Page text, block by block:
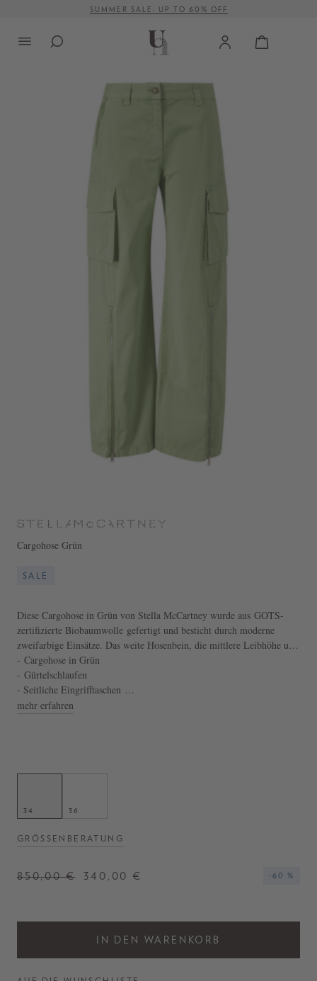
SUMMER SALE: UP TO 60% OFF
Cargohose Grün
SALE
Diese Cargohose in Grün von Stella McCartney wurde aus GOTS-
zertifizierte Biobaumwolle gefertigt und besticht durch moderne
zweifarbige Einsätze. Das weite Hosenbein, die mittlere Leibhöhe und
die Cargotaschen an den Knien zeichnen dieses Modell aus.
- Cargohose in Grün
- Gürtelschlaufen
- Seitliche Eingrifftaschen
- Hergestellt in Italien
mehr erfahren
34 36
GRÖSSENBERATUNG
850,00 € 340,00 € -60 %
IN DEN WARENKORB